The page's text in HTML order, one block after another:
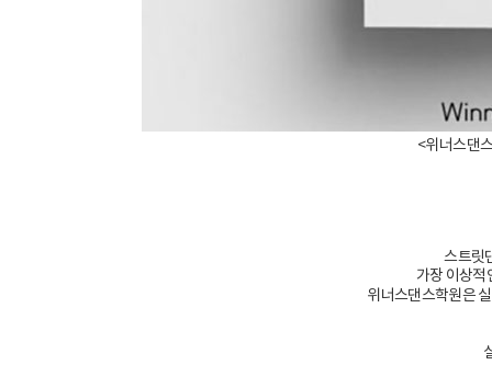
​<위너스댄
스트릿
가장 이상적
위너스댄스학원은